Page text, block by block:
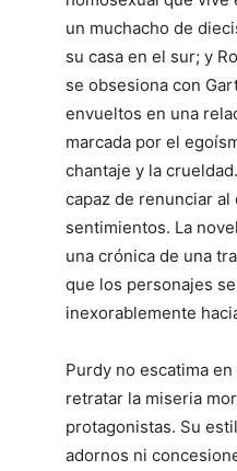
un muchacho de
su casa en el sur; y
se obsesiona con
envueltos en una
marcada por el
chantaje y la
capaz de renunciar
sentimientos. La
una crónica de una
que los personajes
inexorablemente
Purdy no escatima
retratar la miseria
protagonistas. Su
adornos ni